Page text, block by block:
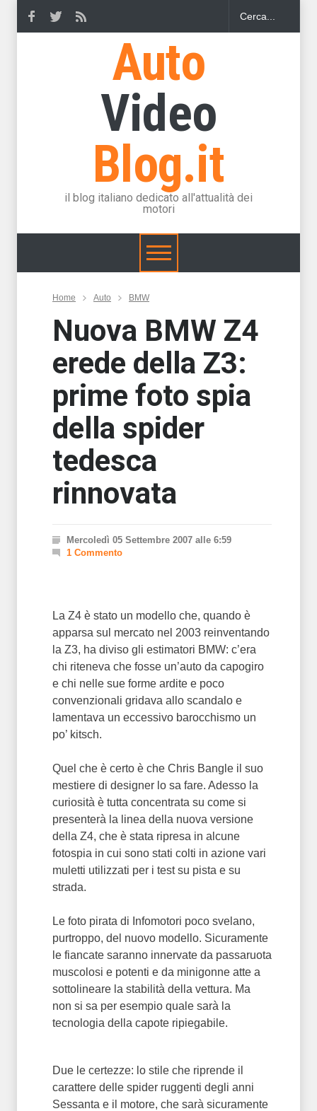
Auto
Video
Blog.it
il blog italiano dedicato all'attualità dei
motori
Home Auto BMW
Nuova BMW Z4
erede della Z3:
prime foto spia
della spider
tedesca
rinnovata
Mercoledì 05 Settembre 2007 alle 6:59
1 Commento
La Z4 è stato un modello che, quando è
apparsa sul mercato nel 2003 reinventando
la Z3, ha diviso gli estimatori BMW: c’era
chi riteneva che fosse un’auto da capogiro
e chi nelle sue forme ardite e poco
convenzionali gridava allo scandalo e
lamentava un eccessivo barocchismo un
po’ kitsch.
Quel che è certo è che Chris Bangle il suo
mestiere di designer lo sa fare. Adesso la
curiosità è tutta concentrata su come si
presenterà la linea della nuova versione
della Z4, che è stata ripresa in alcune
fotospia in cui sono stati colti in azione vari
muletti utilizzati per i test su pista e su
strada.
Le foto pirata di Infomotori poco svelano,
purtroppo, del nuovo modello. Sicuramente
le fiancate saranno innervate da passaruota
muscolosi e potenti e da minigonne atte a
sottolineare la stabilità della vettura. Ma
non si sa per esempio quale sarà la
tecnologia della capote ripiegabile.
Due le certezze: lo stile che riprende il
carattere delle spider ruggenti degli anni
Sessanta e il motore, che sarà sicuramente